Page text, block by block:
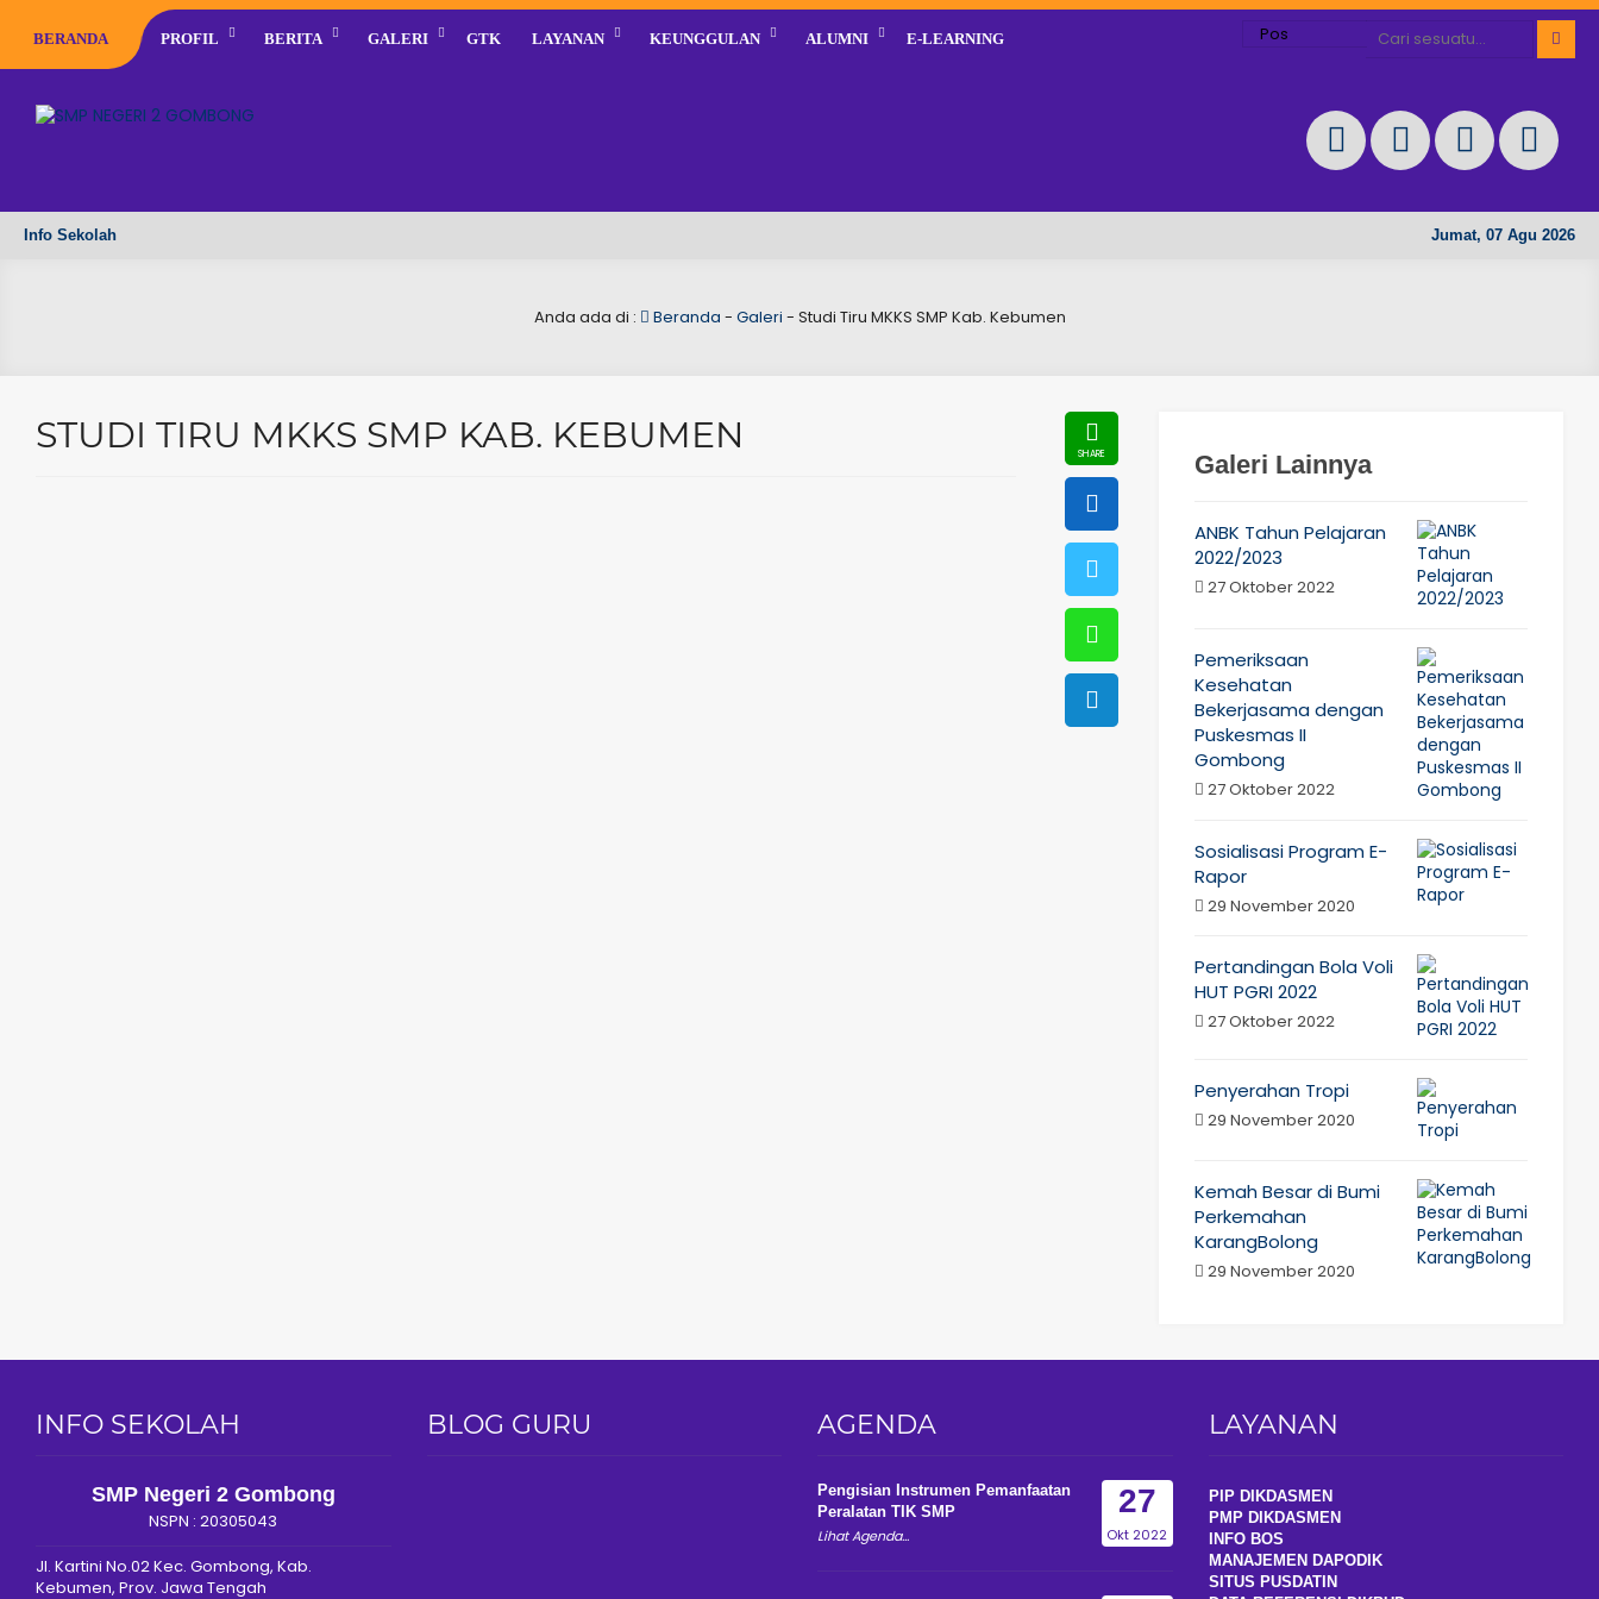
BERANDA PROFIL BERITA GALERI GTK LAYANAN KEUNGGULAN ALUMNI E-LEARNING
Info Sekolah Jumat, 07 Agu 2026
Anda ada di : Beranda - Galeri - Studi Tiru MKKS SMP Kab. Kebumen
STUDI TIRU MKKS SMP KAB. KEBUMEN
Galeri Lainnya
ANBK Tahun Pelajaran
2022/2023
27 Oktober 2022
Pemeriksaan
Kesehatan
Bekerjasama dengan
Puskesmas II
Gombong
27 Oktober 2022
Sosialisasi Program E-
Rapor
29 November 2020
Pertandingan Bola Voli
HUT PGRI 2022
27 Oktober 2022
Penyerahan Tropi
29 November 2020
Kemah Besar di Bumi
Perkemahan
KarangBolong
29 November 2020
INFO SEKOLAH
SMP Negeri 2 Gombong
NSPN :20305043
Jl. Kartini No.02 Kec. Gombong, Kab.
Kebumen, Prov. Jawa Tengah
BLOG GURU AGENDA
27
Okt 2022
Pengisian Instrumen Pemanfaatan
Peralatan TIK SMP
Lihat Agenda...
LAYANAN
PIP DIKDASMEN
PMP DIKDASMEN
INFO BOS
MANAJEMEN DAPODIK
SITUS PUSDATIN